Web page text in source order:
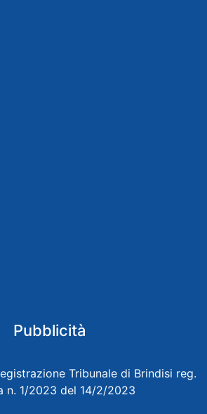
Pubblicità
Tribunale di Brindisi reg.
n. 1/2023 del 14/2/2023